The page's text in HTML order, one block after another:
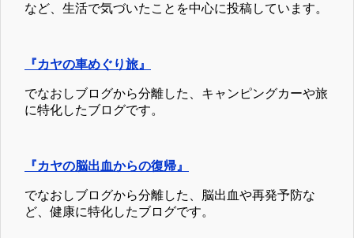
など、生活で気づいたことを中心に投稿しています。
『カヤの車めぐり旅』
でなおしブログから分離した、キャンピングカーや旅
に特化したブログです。
『カヤの脳出血からの復帰』
でなおしブログから分離した、脳出血や再発予防な
ど、健康に特化したブログです。